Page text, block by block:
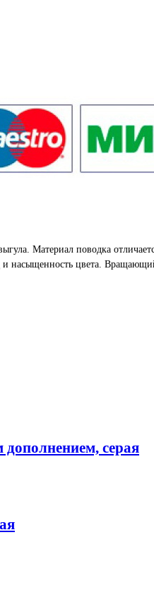
Материал поводка
насыщенность цвета.
серая